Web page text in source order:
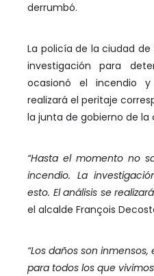
derrumbó.
La policía de la ciudad
investigación para
ocasionó el incendio
realizará el peritaje
la junta de gobierno de la
“Hasta el momento no
incendio. La
esto. El análisis se
el alcalde François
“Los daños son
para todos los que